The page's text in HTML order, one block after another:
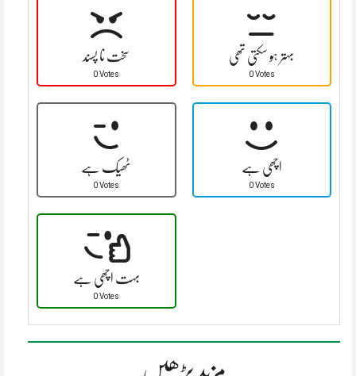
سخت نا پسند
0 Votes
بہتر ہو سکتی تھی
0 Votes
ٹھیک ہے
0 Votes
اچھی ہے
0 Votes
بہت اچھی ہے
0 Votes
مزید پڑھیں